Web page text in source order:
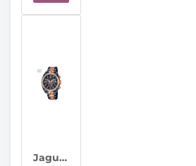
Jaguar Horloge J810/1 Special Edition Swiss Made